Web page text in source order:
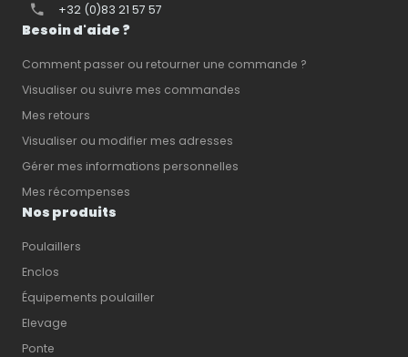
+32 (0)83 21 57 57
Besoin d'aide ?
Comment passer ou retourner une commande ?
Visualiser ou suivre mes commandes
Mes retours
Visualiser ou modifier mes adresses
Gérer mes informations personnelles
Mes récompenses
Nos produits
Poulaillers
Enclos
Équipements poulailler
Elevage
Ponte